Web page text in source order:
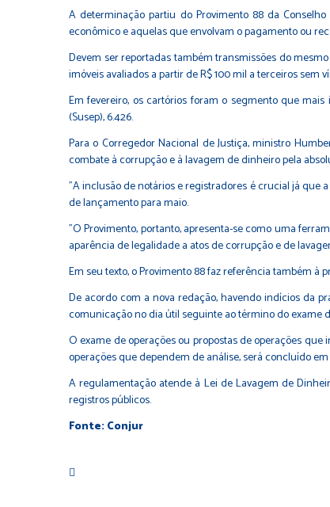
A determinação partiu do Provimento 88 da
econômico e aquelas que envolvam o pagamento ou
Devem ser reportadas também transmissões do
imóveis avaliados a partir de R$ 100 mil a terceiros sem
Em fevereiro, os cartórios foram o segmento que
(Susep), 6.426.
Para o Corregedor Nacional de Justiça, ministro
combate à corrupção e à lavagem de dinheiro pela
"A inclusão de notários e registradores é crucial já que
de lançamento para maio.
"O Provimento, portanto, apresenta-se como uma
aparência de legalidade a atos de corrupção e de
Em seu texto, o Provimento 88 faz referência também à
De acordo com a nova redação, havendo indícios da
comunicação no dia útil seguinte ao término do exame
O exame de operações ou propostas de operações
operações que dependem de análise, será concluído
A regulamentação atende à Lei de Lavagem de
registros públicos.
Fonte: Conjur